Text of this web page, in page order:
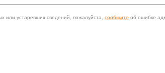
или устаревших сведений, пожалуйста, сообщите об ошибке